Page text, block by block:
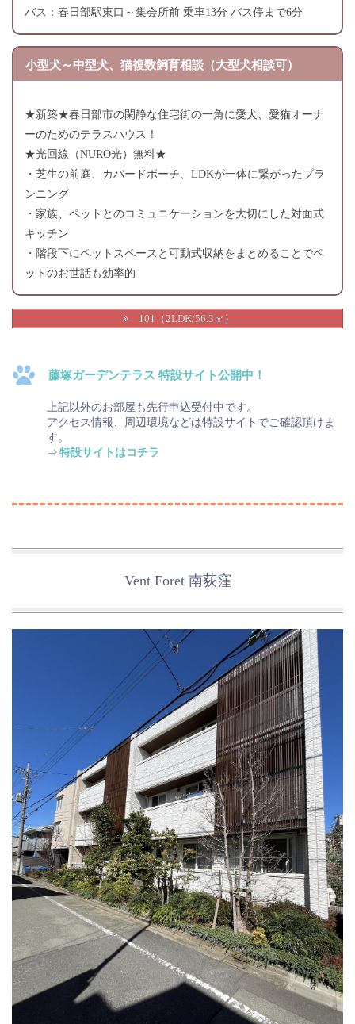
バス：春日部駅東口～集会所前 乗車13分 バス停まで6分
小型犬～中型犬、猫複数飼育相談（大型犬相談可）
★新築★春日部市の閑静な住宅街の一角に愛犬、愛猫オーナ
ーのためのテラスハウス！
★光回線（NURO光）無料★
・芝生の前庭、カバードポーチ、LDKが一体に繋がったプラ
ンニング
・家族、ペットとのコミュニケーションを大切にした対面式
キッチン
・階段下にペットスペースと可動式収納をまとめることでペ
ットのお世話も効率的
101（2LDK/56.3㎡）
藤塚ガーデンテラス 特設サイト公開中！
上記以外のお部屋も先行申込受付中です。
アクセス情報、周辺環境などは特設サイトでご確認頂けま
す。
⇒ 特設サイトはコチラ
Vent Foret 南荻窪